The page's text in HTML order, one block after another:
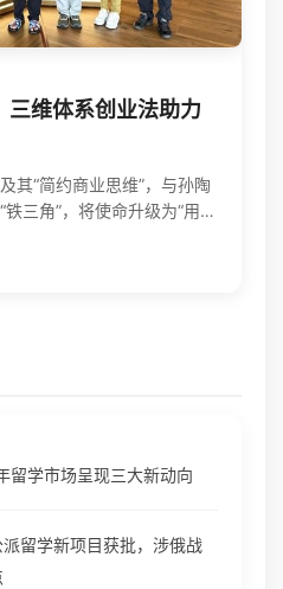
三维体系创业法助力
其“简约商业思维”，与孙陶
三角”，将使命升级为“用三
留学市场呈现三大新动向
留学新项目获批，涉俄战